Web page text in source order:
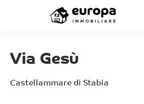
Via Gesù
Castellammare di Stabia